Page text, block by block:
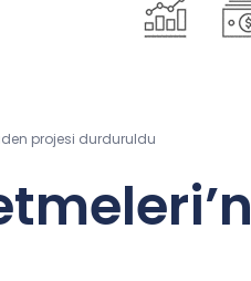
projesi durduruldu